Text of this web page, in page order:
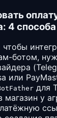
4 способа
чтобы
ботом,
или
для
магазин у